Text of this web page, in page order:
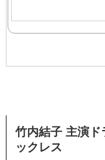
竹内結子 主演ド
ックレス